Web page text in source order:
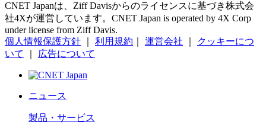
CNET Japanは、Ziff Davisからのライセンスに基づき株式会
社4Xが運営しています。CNET Japan is operated by 4X Corp
under license from Ziff Davis.
個人情報保護方針
利用規約 運営会社
クッキーにつ
いて
広告について
ニュース
製品・サービス